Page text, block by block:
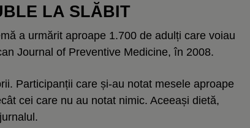
LA SLĂBIT
a urmărit aproape 1.700 de adulți care voiau
Journal of Preventive Medicine, în 2008.
Participanții care și-au notat mesele aproape
cei care nu au notat nimic. Aceeași dietă,